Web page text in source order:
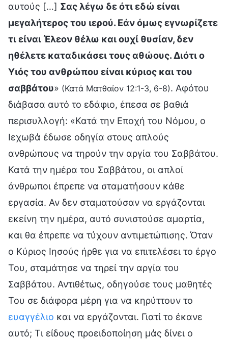
αυτούς […] Σας λέγω δε ότι εδώ είναι
μεγαλήτερος του ιερού. Εάν όμως εγνωρίζετε
τι είναι Έλεον θέλω και ουχί θυσίαν, δεν
ηθέλετε καταδικάσει τους αθώους. Διότι ο
Υιός του ανθρώπου είναι κύριος και του
σαββάτου» (Κατά Ματθαίον 12:1-3, 6-8). Αφότου
διάβασα αυτό το εδάφιο, έπεσα σε βαθιά
περισυλλογή: «Κατά την Εποχή του Νόμου, ο
Ιεχωβά έδωσε οδηγία στους απλούς
ανθρώπους να τηρούν την αργία του Σαββάτου.
Κατά την ημέρα του Σαββάτου, οι απλοί
άνθρωποι έπρεπε να σταματήσουν κάθε
εργασία. Αν δεν σταματούσαν να εργάζονται
εκείνη την ημέρα, αυτό συνιστούσε αμαρτία,
και θα έπρεπε να τύχουν αντιμετώπισης. Όταν
ο Κύριος Ιησούς ήρθε για να επιτελέσει το έργο
Του, σταμάτησε να τηρεί την αργία του
Σαββάτου. Αντιθέτως, οδηγούσε τους μαθητές
Του σε διάφορα μέρη για να κηρύττουν το
ευαγγέλιο και να εργάζονται. Γιατί το έκανε
αυτό; Τι είδους προειδοποίηση μάς δίνει ο